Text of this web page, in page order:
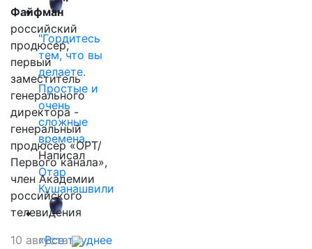
"Гордитесь
тем, что вы
делаете.
Простые и
очень
сложные
времена…
Написал
Отар
Кушанашвили
«Все труднее
Файфман
российский
продюсер,
первый
заместитель
генерального
директора -
генеральный
продюсер «ОРТ/
Первого канала»,
член Академии
российского
телевидения
10 августа